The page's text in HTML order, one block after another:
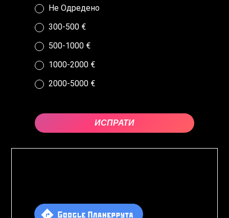
Не Одредено
300-500 €
500-1000 €
1000-2000 €
2000-5000 €
ИСПРАТИ